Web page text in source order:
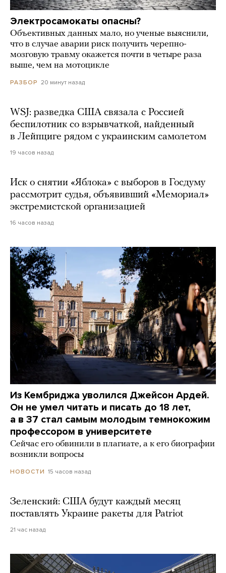
Электросамокаты опасны?
Объективных данных мало, но ученые выяснили,
что в случае аварии риск получить черепно-
мозговую травму окажется почти в четыре раза
выше, чем на мотоцикле
РАЗБОР 20 минут назад
WSJ: разведка США связала с Россией
беспилотник со взрывчаткой, найденный
в Лейпциге рядом с украинским самолетом
19 часов назад
Иск о снятии «Яблока» с выборов в Госдуму
рассмотрит судья, объявивший «Мемориал»
экстремистской организацией
16 часов назад
Из Кембриджа уволился Джейсон Ардей.
Он не умел читать и писать до 18 лет,
а в 37 стал самым молодым темнокожим
профессором в университете
Сейчас его обвинили в плагиате, а к его биографии
возникли вопросы
НОВОСТИ 15 часов назад
Зеленский: США будут каждый месяц
поставлять Украине ракеты для Patriot
21 час назад